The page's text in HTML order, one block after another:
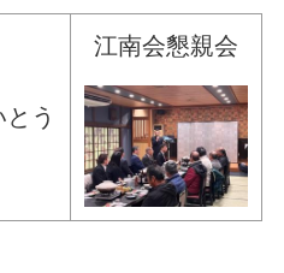
う
江南会懇親会